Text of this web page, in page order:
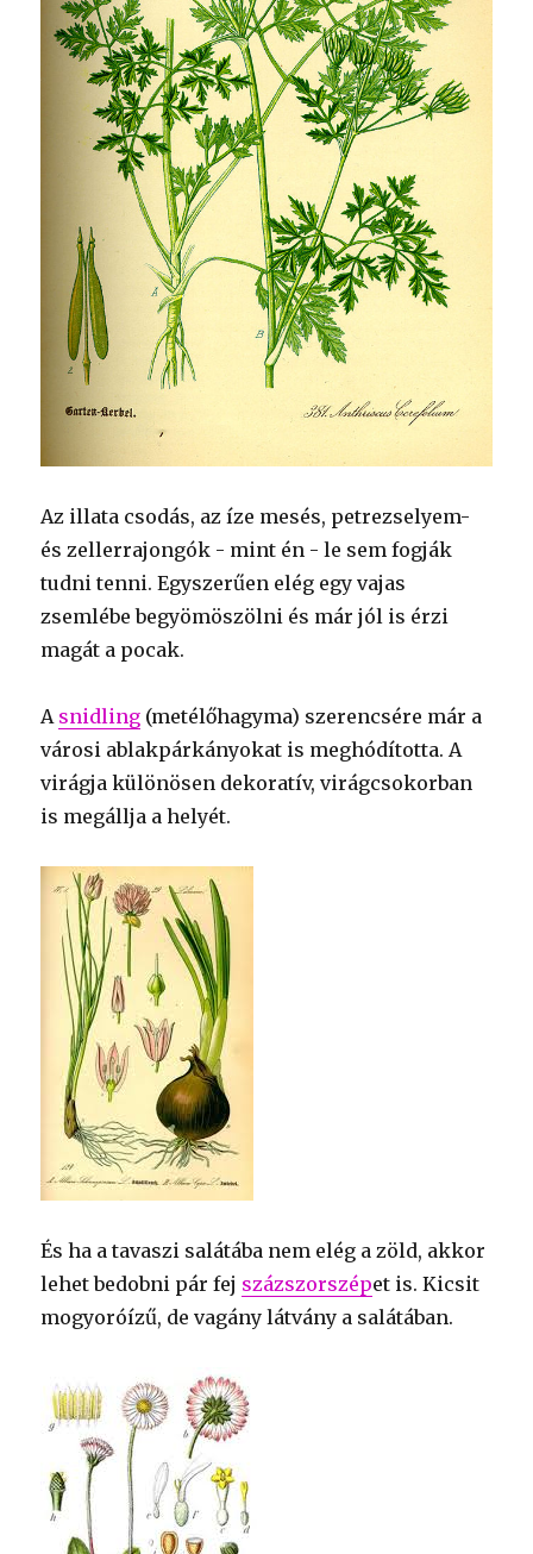
Az illata csodás, az íze mesés, petrezselyem-
és zellerrajongók - mint én - le sem fogják
tudni tenni. Egyszerűen elég egy vajas
zsemlébe begyömöszölni és már jól is érzi
magát a pocak.
A snidling (metélőhagyma) szerencsére már a
városi ablakpárkányokat is meghódította. A
virágja különösen dekoratív, virágcsokorban
is megállja a helyét.
És ha a tavaszi salátába nem elég a zöld, akkor
lehet bedobni pár fej százszorszépet is. Kicsit
mogyoróízű, de vagány látvány a salátában.